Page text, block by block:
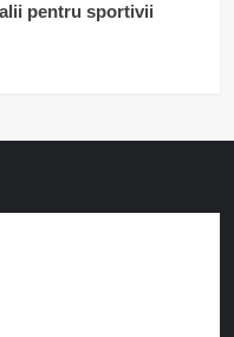
pentru sportivii